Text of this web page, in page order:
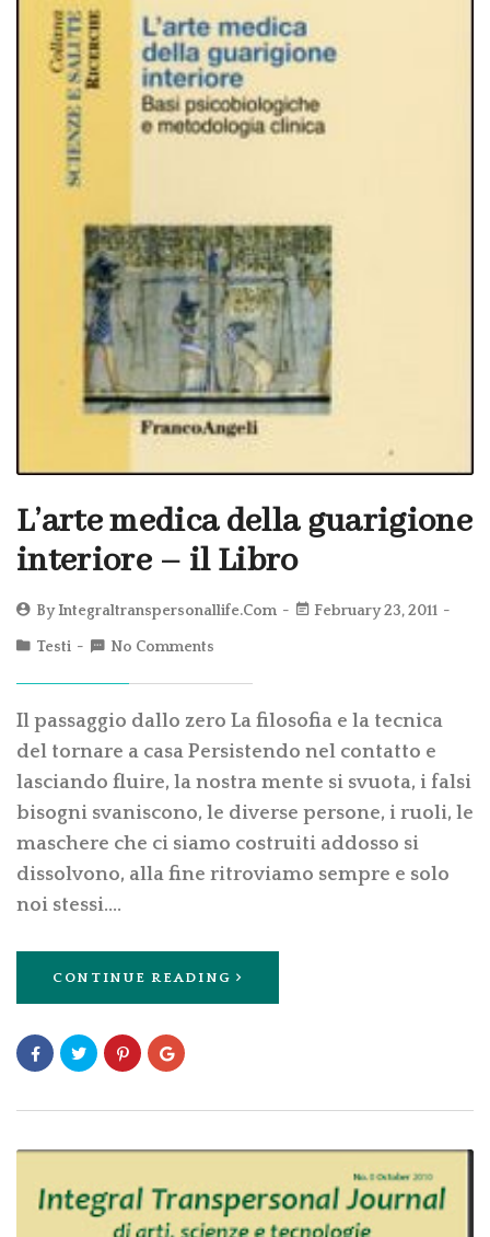
L’arte medica della guarigione
interiore – il Libro
ByIntegraltranspersonallife.com February 23, 2011
Testi No Comments
Il passaggio dallo zero La filosofia e la tecnica
del tornare a casa Persistendo nel contatto e
lasciando fluire, la nostra mente si svuota, i falsi
bisogni svaniscono, le diverse persone, i ruoli, le
maschere che ci siamo costruiti addosso si
dissolvono, alla fine ritroviamo sempre e solo
noi stessi.…
CONTINUE READING